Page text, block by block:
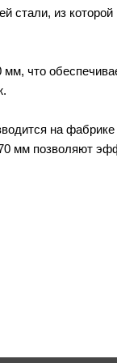
из которой
что
на
мм позволяют